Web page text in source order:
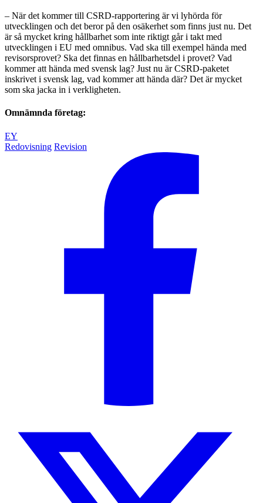
– När det kommer till CSRD-rapportering är vi lyhörda för
utvecklingen och det beror på den osäkerhet som finns just nu. Det
är så mycket kring hållbarhet som inte riktigt går i takt med
utvecklingen i EU med omnibus. Vad ska till exempel hända med
revisorsprovet? Ska det finnas en hållbarhetsdel i provet? Vad
kommer att hända med svensk lag? Just nu är CSRD-paketet
inskrivet i svensk lag, vad kommer att hända där? Det är mycket
som ska jacka in i verkligheten.
Omnämnda företag:
EY
Redovisning Revision